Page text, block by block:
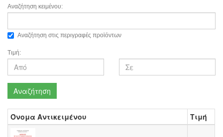
Αναζήτηση κειμένου:
Αναζήτηση στις περιγραφές προϊόντων
Τιμή:
Αναζήτηση
Όνομα Αντικειμένου Τιμή